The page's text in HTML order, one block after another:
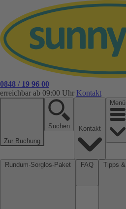
0848 / 19 96 00
erreichbar ab 09:00 Uhr Kontakt
Zur Buchung
Suchen
Menü